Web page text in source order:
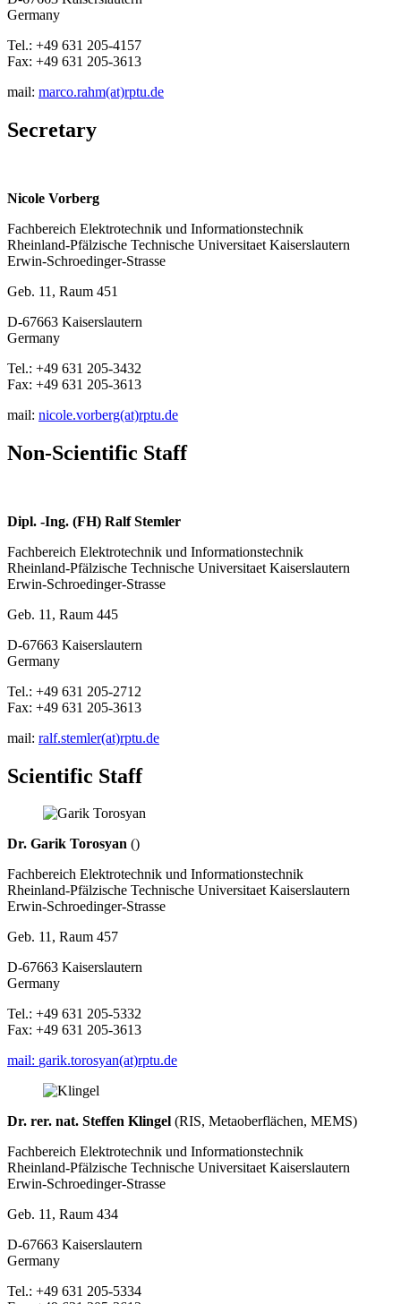
Germany
Tel.: +49 631 205-4157
Fax: +49 631 205-3613
mail: marco.rahm(at)rptu.de
Secretary
Nicole Vorberg
Fachbereich Elektrotechnik und Informationstechnik
Rheinland-Pfälzische Technische Universitaet Kaiserslautern
Erwin-Schroedinger-Strasse
Geb. 11, Raum 451
D-67663 Kaiserslautern
Germany
Tel.: +49 631 205-3432
Fax: +49 631 205-3613
mail: nicole.vorberg(at)rptu.de
Non-Scientific Staff
Dipl. -Ing. (FH) Ralf Stemler
Fachbereich Elektrotechnik und Informationstechnik
Rheinland-Pfälzische Technische Universitaet Kaiserslautern
Erwin-Schroedinger-Strasse
Geb. 11, Raum 445
D-67663 Kaiserslautern
Germany
Tel.: +49 631 205-2712
Fax: +49 631 205-3613
mail: ralf.stemler(at)rptu.de
Scientific Staff
Dr. Garik Torosyan ()
Fachbereich Elektrotechnik und Informationstechnik
Rheinland-Pfälzische Technische Universitaet Kaiserslautern
Erwin-Schroedinger-Strasse
Geb. 11, Raum 457
D-67663 Kaiserslautern
Germany
Tel.: +49 631 205-5332
Fax: +49 631 205-3613
mail: garik.torosyan(at)rptu.de
Dr. rer. nat. Steffen Klingel (RIS, Metaoberflächen, MEMS)
Fachbereich Elektrotechnik und Informationstechnik
Rheinland-Pfälzische Technische Universitaet Kaiserslautern
Erwin-Schroedinger-Strasse
Geb. 11, Raum 434
D-67663 Kaiserslautern
Germany
Tel.: +49 631 205-5334